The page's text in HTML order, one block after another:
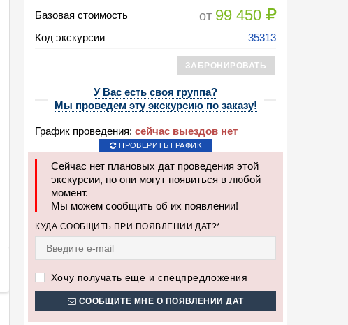
Базовая стоимость от 99 450
Код экскурсии 35313
ЗАБРОНИРОВАТЬ
У Вас есть своя группа?
Мы проведем эту экскурсию по заказу!
График проведения: сейчас выездов нет
ПРОВЕРИТЬ ГРАФИК
Сейчас нет плановых дат проведения этой
экскурсии, но они могут появиться в любой
момент.
Мы можем сообщить об их появлении!
КУДА СООБЩИТЬ ПРИ ПОЯВЛЕНИИ ДАТ?*
Хочу получать еще и спецпредложения
СООБЩИТЕ МНЕ О ПОЯВЛЕНИИ ДАТ
Тур: Погружение в культуру и традиции Южного Дагестана (Карадахская
призрак Филя, 7 дней + ж/д или авиа)